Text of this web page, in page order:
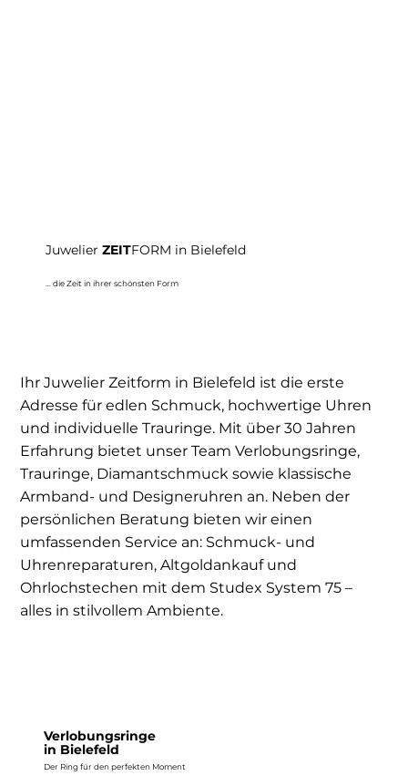
Juwelier ZEITFORM in Bielefeld
... die Zeit in ihrer schönsten Form
Ihr Juwelier Zeitform in Bielefeld ist die erste
Adresse für edlen Schmuck, hochwertige Uhren
und individuelle Trauringe. Mit über 30 Jahren
Erfahrung bietet unser Team Verlobungsringe,
Trauringe, Diamantschmuck sowie klassische
Armband- und Designeruhren an. Neben der
persönlichen Beratung bieten wir einen
umfassenden Service an: Schmuck- und
Uhrenreparaturen, Altgoldankauf und
Ohrlochstechen mit dem Studex System 75 –
alles in stilvollem Ambiente.
Verlobungsringe
in Bielefeld
Der Ring für den perfekten Moment